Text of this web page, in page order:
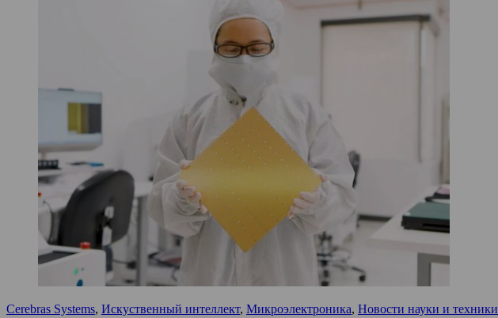
Cerebras Systems, Искуственный интеллект, Микроэлектроника, Новости науки и техники